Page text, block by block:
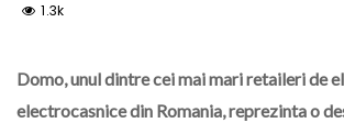
1.3k
Domo, unul dintre cei mai mari retaileri de
electrocasnice din Romania, reprezinta o